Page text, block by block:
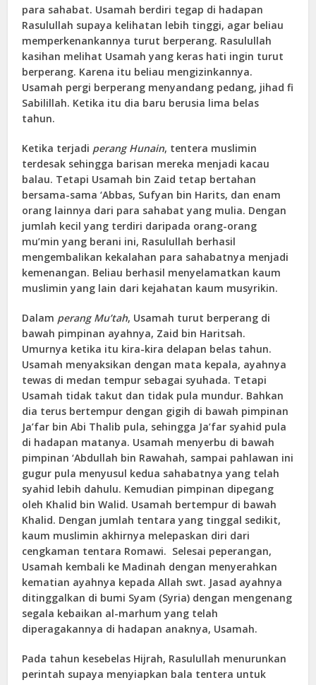
para sahabat. Usamah berdiri tegap di hadapan
Rasulullah supaya kelihatan lebih tinggi, agar beliau
memperkenankannya turut berperang. Rasulullah
kasihan melihat Usamah yang keras hati ingin turut
berperang. Karena itu beliau mengizinkannya.
Usamah pergi berperang menyandang pedang, jihad fi
Sabilillah. Ketika itu dia baru berusia lima belas
tahun.
Ketika terjadi perang Hunain, tentera muslimin
terdesak sehingga barisan mereka menjadi kacau
balau. Tetapi Usamah bin Zaid tetap bertahan
bersama-sama ‘Abbas, Sufyan bin Harits, dan enam
orang lainnya dari para sahabat yang mulia. Dengan
jumlah kecil yang terdiri daripada orang-orang
mu’min yang berani ini, Rasulullah berhasil
mengembalikan kekalahan para sahabatnya menjadi
kemenangan. Beliau berhasil menyelamatkan kaum
muslimin yang lain dari kejahatan kaum musyrikin.
Dalam perang Mu’tah, Usamah turut berperang di
bawah pimpinan ayahnya, Zaid bin Haritsah.
Umurnya ketika itu kira-kira delapan belas tahun.
Usamah menyaksikan dengan mata kepala, ayahnya
tewas di medan tempur sebagai syuhada. Tetapi
Usamah tidak takut dan tidak pula mundur. Bahkan
dia terus bertempur dengan gigih di bawah pimpinan
Ja’far bin Abi Thalib pula, sehingga Ja’far syahid pula
di hadapan matanya. Usamah menyerbu di bawah
pimpinan ‘Abdullah bin Rawahah, sampai pahlawan ini
gugur pula menyusul kedua sahabatnya yang telah
syahid lebih dahulu. Kemudian pimpinan dipegang
oleh Khalid bin Walid. Usamah bertempur di bawah
Khalid. Dengan jumlah tentara yang tinggal sedikit,
kaum muslimin akhirnya melepaskan diri dari
cengkaman tentara Romawi. Selesai peperangan,
Usamah kembali ke Madinah dengan menyerahkan
kematian ayahnya kepada Allah swt. Jasad ayahnya
ditinggalkan di bumi Syam (Syria) dengan mengenang
segala kebaikan al-marhum yang telah
diperagakannya di hadapan anaknya, Usamah.
Pada tahun kesebelas Hijrah, Rasulullah menurunkan
perintah supaya menyiapkan bala tentera untuk